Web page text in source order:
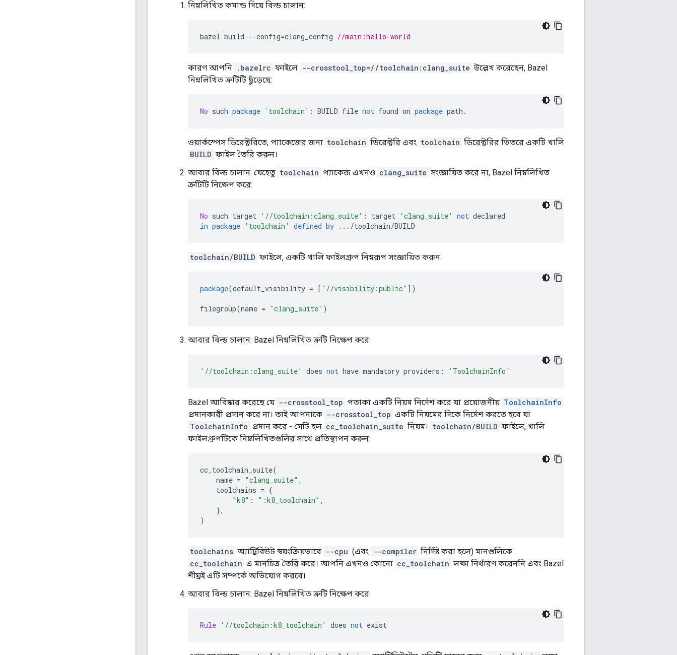
নিম্নলিখিত কমান্ড দিয়ে বিল্ড চালান:
bazel build --config=clang_config //main:hello-world
কারণ আপনি .bazelrc ফাইলে --crosstool_top=//toolchain:clang_suite উল্লেখ করেছেন, Bazel
নিম্নলিখিত ত্রুটিটি ছুঁড়েছে:
No such package `toolchain` : BUILD file not found on package path .
ওয়ার্কস্পেস ডিরেক্টরিতে, প্যাকেজের জন্য toolchain ডিরেক্টরি এবং toolchain ডিরেক্টরির ভিতরে একটি খালি
BUILD ফাইল তৈরি করুন।
আবার বিল্ড চালান. যেহেতু toolchain প্যাকেজ এখনও clang_suite সংজ্ঞায়িত করে না, Bazel নিম্নলিখিত
ত্রুটিটি নিক্ষেপ করে:
No such target '//toolchain:clang_suite' : target 'clang_suite' not declared
in package 'toolchain' defined by .../toolchain/BUILD
toolchain/BUILD ফাইলে, একটি খালি ফাইলগ্রুপ নিম্নরূপ সংজ্ঞায়িত করুন:
package(default_visibility = [ "//visibility:public" ])
filegroup(name = "clang_suite" )
আবার বিল্ড চালান. Bazel নিম্নলিখিত ত্রুটি নিক্ষেপ করে:
'//toolchain:clang_suite' does not have mandatory providers : 'ToolchainInfo'
Bazel আবিষ্কার করেছে যে --crosstool_top পতাকা একটি নিয়ম নির্দেশ করে যা প্রয়োজনীয় ToolchainInfo
প্রদানকারী প্রদান করে না। তাই আপনাকে --crosstool_top একটি নিয়মের দিকে নির্দেশ করতে হবে যা
ToolchainInfo প্রদান করে - সেটি হল cc_toolchain_suite নিয়ম। toolchain/BUILD ফাইলে, খালি
ফাইলগ্রুপটিকে নিম্নলিখিতগুলির সাথে প্রতিস্থাপন করুন:
cc_toolchain_suite(
name = "clang_suite" ,
toolchains = {
"k8" : ":k8_toolchain" ,
},
)
toolchains অ্যাট্রিবিউট স্বয়ংক্রিয়ভাবে --cpu (এবং --compiler নির্দিষ্ট করা হলে) মানগুলিকে
cc_toolchain এ মানচিত্র তৈরি করে। আপনি এখনও কোনো cc_toolchain লক্ষ্য নির্ধারণ করেননি এবং Bazel
শীঘ্রই এটি সম্পর্কে অভিযোগ করবে।
আবার বিল্ড চালান. Bazel নিম্নলিখিত ত্রুটি নিক্ষেপ করে:
Rule '//toolchain:k8_toolchain' does not exist